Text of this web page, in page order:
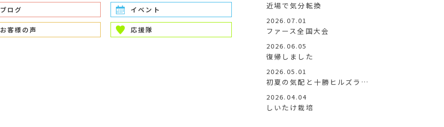
ブログ イベント
お客様の声 応援隊
近場で気分転換
2026.07.01
ファース全国大会
2026.06.05
復帰しました
2026.05.01
初夏の気配と十勝ヒルズラ…
2026.04.04
しいたけ栽培